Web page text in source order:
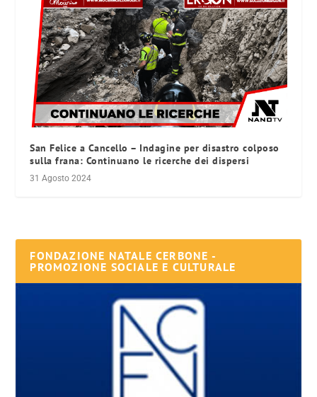
San Felice a Cancello – Indagine per disastro colposo
sulla frana: Continuano le ricerche dei dispersi
31 Agosto 2024
FONDAZIONE NATALE CERBONE -
PROMOZIONE SOCIALE E CULTURALE